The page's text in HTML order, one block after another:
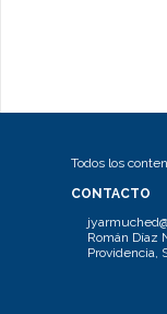
Todos los
CONTACTO
Román Díaz
Providencia,